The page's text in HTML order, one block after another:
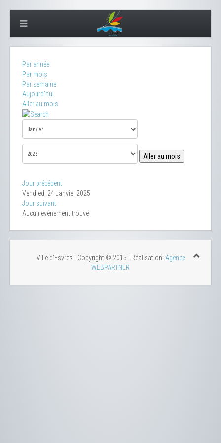
Par année
Par mois
Par semaine
Aujourd'hui
Aller au mois
Aller au mois
Jour précédent
Vendredi 24 Janvier 2025
Jour suivant
Aucun évènement trouvé
Ville d'Esvres - Copyright © 2015 | Réalisation: Agence
WEBPARTNER